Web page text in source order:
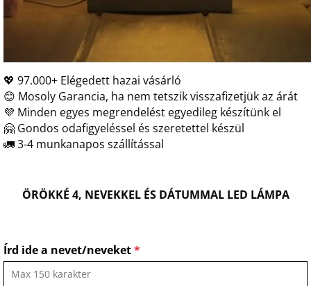
💖 97.000+ Elégedett hazai vásárló
😊 Mosoly Garancia, ha nem tetszik visszafizetjük az árát
💜 Minden egyes megrendelést egyedileg készítünk el
🤗 Gondos odafigyeléssel és szeretettel készül
🚛 3-4 munkanapos szállítással
ÖRÖKKÉ 4, NEVEKKEL ÉS DÁTUMMAL LED LÁMPA
Írd ide a nevet/neveket*